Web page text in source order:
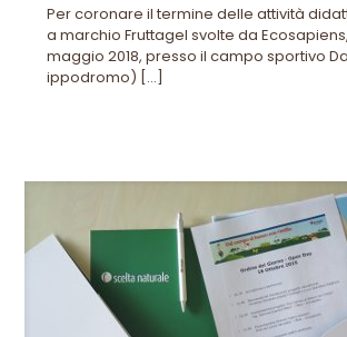
Per coronare il termine delle attività
a marchio Fruttagel svolte da
maggio 2018, presso il campo sportivo
ippodromo) […]